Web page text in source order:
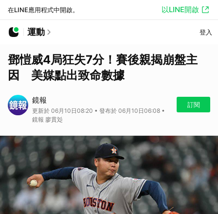
在LINE應用程式中開啟。 以LINE開啟
運動 登入
鄧愷威4局狂失7分！賽後親揭崩盤主
因 美媒點出致命數據
鏡報
更新於 06月10日08:20 • 發布於 06月10日06:08 •
鏡報 廖貫彣
訂閱